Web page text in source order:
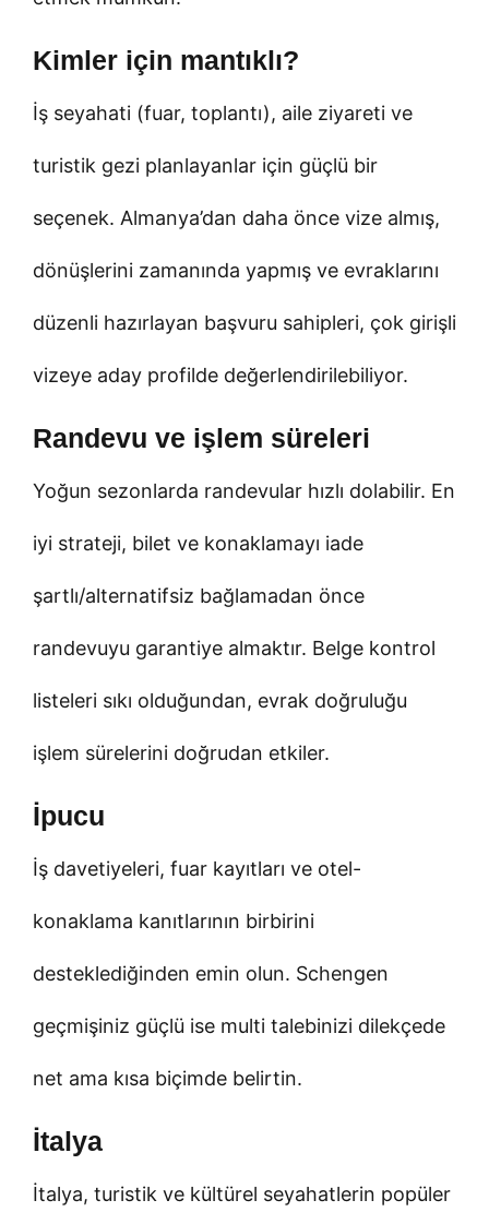
Kimler için mantıklı?
İş seyahati (fuar, toplantı), aile ziyareti ve
turistik gezi planlayanlar için güçlü bir
seçenek. Almanya’dan daha önce vize almış,
dönüşlerini zamanında yapmış ve evraklarını
düzenli hazırlayan başvuru sahipleri, çok girişli
vizeye aday profilde değerlendirilebiliyor.
Randevu ve işlem süreleri
Yoğun sezonlarda randevular hızlı dolabilir. En
iyi strateji, bilet ve konaklamayı iade
şartlı/alternatifsiz bağlamadan önce
randevuyu garantiye almaktır. Belge kontrol
listeleri sıkı olduğundan, evrak doğruluğu
işlem sürelerini doğrudan etkiler.
İpucu
İş davetiyeleri, fuar kayıtları ve otel-
konaklama kanıtlarının birbirini
desteklediğinden emin olun. Schengen
geçmişiniz güçlü ise multi talebinizi dilekçede
net ama kısa biçimde belirtin.
İtalya
İtalya, turistik ve kültürel seyahatlerin popüler